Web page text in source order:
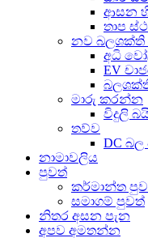
ආසන
තාප
නව බලශක්ති
අධි
EV
මාරු කරන්න
විදුලි
තව්ව
DC බල
නාමාවලිය
පුවත්
කර්මාන්ත
සමාගම් පුවත්
නිතර අසන පැන
අපව අමතන්න